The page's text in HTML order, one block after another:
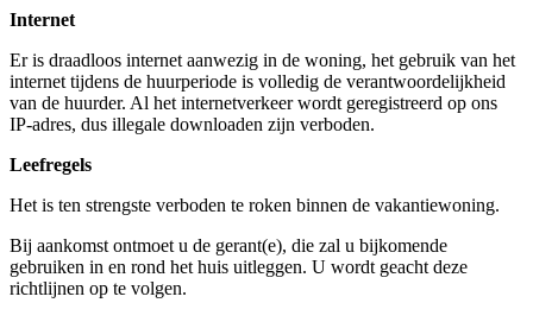
Internet
Er is draadloos internet aanwezig in de woning, het gebruik van het
internet tijdens de huurperiode is volledig de verantwoordelijkheid
van de huurder. Al het internetverkeer wordt geregistreerd op ons
IP-adres, dus illegale downloaden zijn verboden.
Leefregels
Het is ten strengste verboden te roken binnen de vakantiewoning.
Bij aankomst ontmoet u de gerant(e), die zal u bijkomende
gebruiken in en rond het huis uitleggen. U wordt geacht deze
richtlijnen op te volgen.